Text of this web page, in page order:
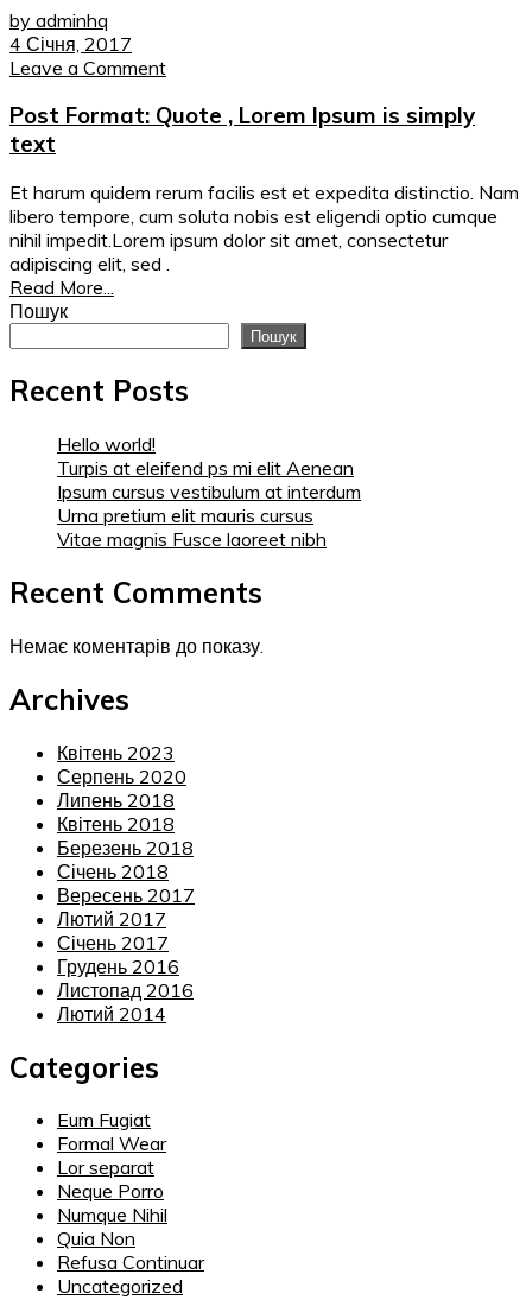
by adminhq
4 Січня, 2017
Leave a Comment
Post Format: Quote , Lorem Ipsum is simply
text
Et harum quidem rerum facilis est et expedita distinctio. Nam
libero tempore, cum soluta nobis est eligendi optio cumque
nihil impedit.Lorem ipsum dolor sit amet, consectetur
adipiscing elit, sed .
Read More...
Пошук
Пошук
Recent Posts
Hello world!
Turpis at eleifend ps mi elit Aenean
Ipsum cursus vestibulum at interdum
Urna pretium elit mauris cursus
Vitae magnis Fusce laoreet nibh
Recent Comments
Немає коментарів до показу.
Archives
Квітень 2023
Серпень 2020
Липень 2018
Квітень 2018
Березень 2018
Січень 2018
Вересень 2017
Лютий 2017
Січень 2017
Грудень 2016
Листопад 2016
Лютий 2014
Categories
Eum Fugiat
Formal Wear
Lor separat
Neque Porro
Numque Nihil
Quia Non
Refusa Continuar
Uncategorized